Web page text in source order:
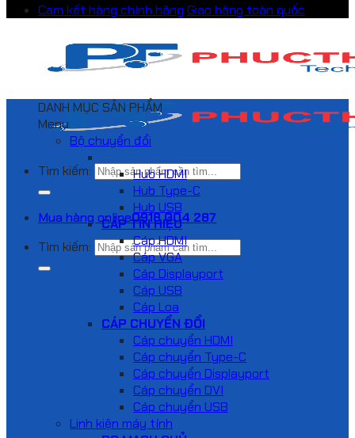
Cam kết hàng chính hãng Giao hàng toàn quốc
Tìm kiếm:
Mua hàng online0918 004 287
Tìm kiếm:
DANH MỤC SẢN PHẨM
Menu
Bộ chuyển đổi
Hub HDMI
Hub Type-C
Hub USB
CÁP TÍN HIỆU
Cáp HDMI
Cáp VGA
Cáp Displayport
Cáp USB
Cáp Loa
CÁP CHUYỂN ĐỔI
Cáp chuyển HDMI
Cáp chuyển Type-C
Cáp chuyển Displayport
Cáp chuyển DVI
Cáp chuyển USB
Linh kiện máy tính